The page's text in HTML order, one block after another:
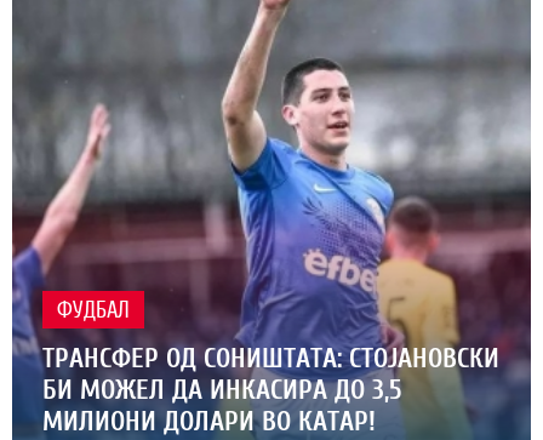
ФУДБАЛ
ТРАНСФЕР ОД СОНИШТАТА: СТОЈАНОВСКИ
БИ МОЖЕЛ ДА ИНКАСИРА ДО 3,5
МИЛИОНИ ДОЛАРИ ВО КАТАР!